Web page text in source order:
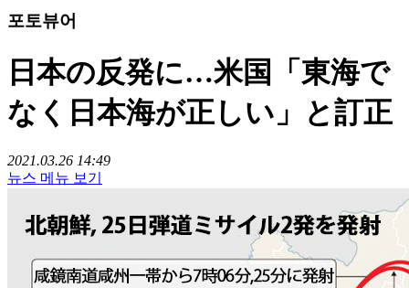
포토뷰어
日本の反発に…米国「東海で
なく日本海が正しい」と訂正
2021.03.26 14:49
뉴스 메뉴 보기